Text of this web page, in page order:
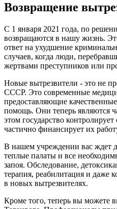
Возвращение
С 1 января 2021 года, по
возвращаются в нашу жизнь.
ответ на ухудшение
случаев, когда люди,
жертвами преступников или
Новые вытрезвители - это не
СССР. Это современные
предоставляющие
помощь. Они теперь являются
этом государство
частично финансирует их
В нашем учреждении вас ждет
теплые палаты и все
запоя. Обследование,
терапия, реабилитация и даже
в новых вытрезвителях.
Кроме того, теперь вы можете